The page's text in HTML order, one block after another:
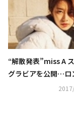
“解散発表”miss A
グラビアを公開…ロ
もスタイリッシュに